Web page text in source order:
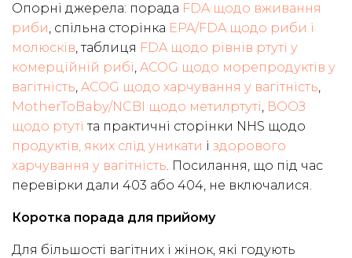
Опорні джерела: порада FDA щодо вживання
риби, спільна сторінка EPA/FDA щодо риби і
молюсків, таблиця FDA щодо рівнів ртуті у
комерційній рибі, ACOG щодо морепродуктів у
вагітність, ACOG щодо харчування у вагітність,
MotherToBaby/NCBI щодо метилртуті, ВООЗ
щодо ртуті та практичні сторінки NHS щодо
продуктів, яких слід уникати і здорового
харчування у вагітність. Посилання, що під час
перевірки дали 403 або 404, не включалися.
Коротка порада для прийому
Для більшості вагітних і жінок, які годують